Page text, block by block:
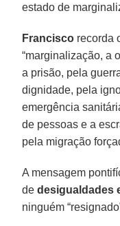
estado de
Francisco recorda
“marginalização, a
a prisão, pela
dignidade, pela
emergência
de pessoas e a
pela migração
A mensagem
dedesigualdades
ninguém